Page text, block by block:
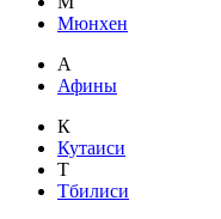
Мюнхен
А
Афины
К
Кутаиси
Т
Тбилиси